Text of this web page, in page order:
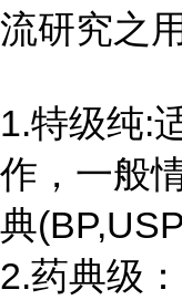
流研究之用
1.特级纯:
作，一般
典
2.药典级